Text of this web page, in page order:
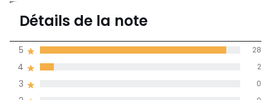
4,9
de moyenne
obtenue sur
Détails de la note
3 0
4 2
5 28